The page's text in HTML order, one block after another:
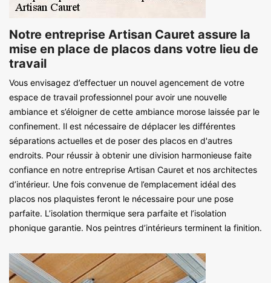
Notre entreprise Artisan Cauret assure la
mise en place de placos dans votre lieu de
travail
Vous envisagez d’effectuer un nouvel agencement de votre
espace de travail professionnel pour avoir une nouvelle
ambiance et s’éloigner de cette ambiance morose laissée par le
confinement. Il est nécessaire de déplacer les différentes
séparations actuelles et de poser des placos en d'autres
endroits. Pour réussir à obtenir une division harmonieuse faite
confiance en notre entreprise Artisan Cauret et nos architectes
d’intérieur. Une fois convenue de l’emplacement idéal des
placos nos plaquistes feront le nécessaire pour une pose
parfaite. L’isolation thermique sera parfaite et l’isolation
phonique garantie. Nos peintres d’intérieurs terminent la finition.